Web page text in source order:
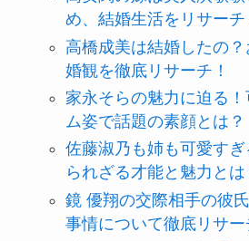
め、結婚生活をリサーチ
高橋成美は結婚したの
婚観を徹底リサーチ！
家永そらの魅力に迫る
ム姿で話題の素顔とは？
佐藤淑乃も姉も可愛す
られざる才能と魅力とは
鏡 優翔の交際相手の彼
事情について徹底リサー